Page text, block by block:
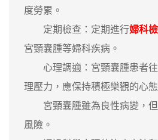
度勞累。
‌定期檢查‌：定期進行婦科
宮頸囊腫等婦科疾病。
心理調適‌：宮頸囊腫患者往
理壓力，應保持積極樂觀的心
宮頸囊腫雖為良性病變，但
風險。